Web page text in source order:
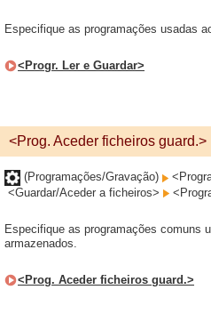
Especifique as programações usadas
<Progr. Ler e Guardar>
<Prog. Aceder ficheiros guard.>
(Programações/Gravação)
<Guardar/Aceder a ficheiros>
Especifique as programações comuns
armazenados.
<Prog. Aceder ficheiros guard.>